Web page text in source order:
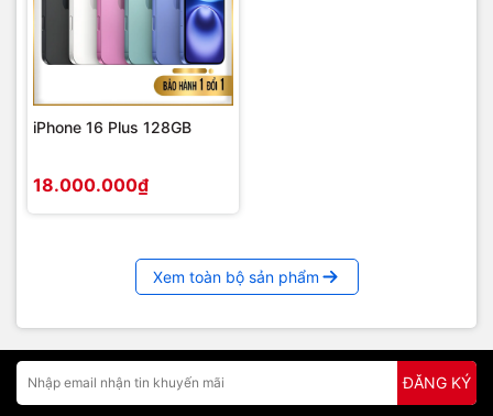
iPhone 16 Plus 128GB
18.000.000₫
Xem toàn bộ sản phẩm
ĐĂNG KÝ